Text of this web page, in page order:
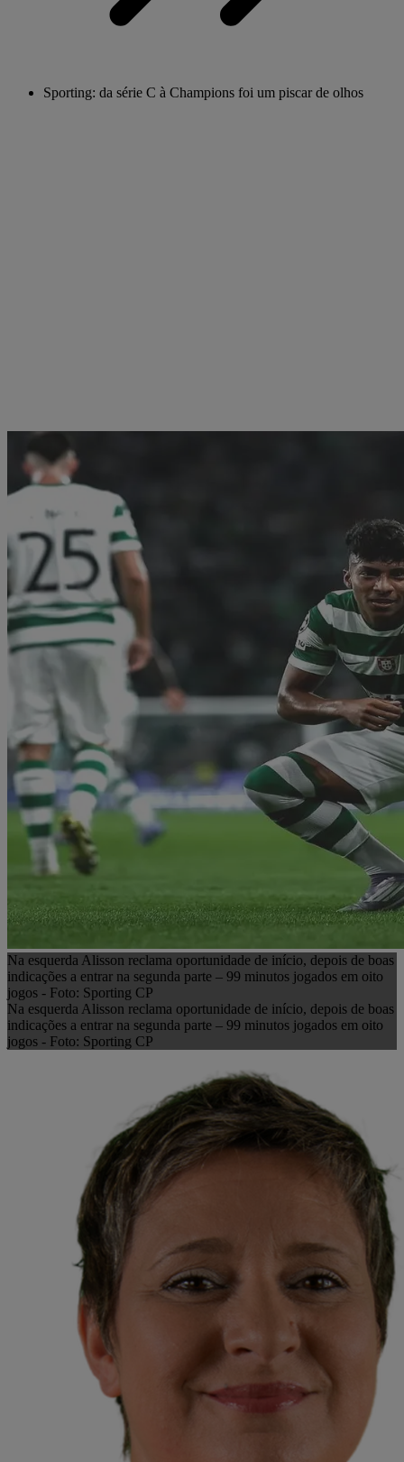
Sporting: da série C à Champions foi um piscar de olhos
Na esquerda Alisson reclama oportunidade de início, depois de boas
indicações a entrar na segunda parte – 99 minutos jogados em oito
jogos - Foto: Sporting CP
Na esquerda Alisson reclama oportunidade de início, depois de boas
indicações a entrar na segunda parte – 99 minutos jogados em oito
jogos - Foto: Sporting CP